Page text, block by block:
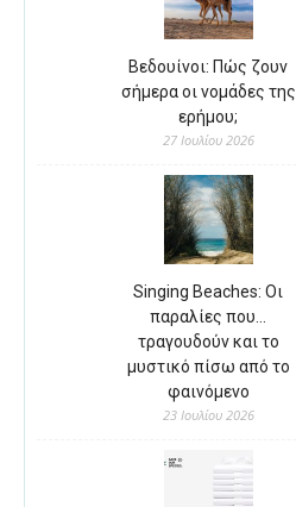
Βεδουίνοι: Πώς ζουν
σήμερα οι νομάδες της
ερήμου;
27 Ιουλίου 2026
Singing Beaches: Οι
παραλίες που…
τραγουδούν και το
μυστικό πίσω από το
φαινόμενο
23 Ιουλίου 2026